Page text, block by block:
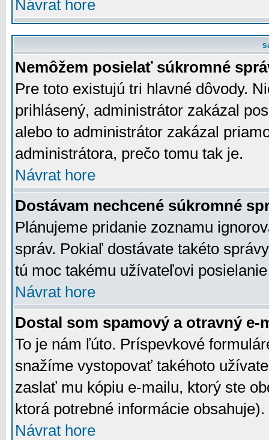
Návrat hore
Nemôžem posielať súkromné
Pre toto existujú tri hlavné dôvody.
prihlásený, administrátor zakázal
alebo to administrátor zakázal
administrátora, prečo tomu tak je.
Návrat hore
Dostávam nechcené súkromné
Plánujeme pridanie zoznamu
správ. Pokiaľ dostávate takéto
tú moc takému užívateľovi
Návrat hore
Dostal som spamový a otravný e-
To je nám ľúto. Príspevkové
snažíme vystopovať takéhoto
zaslať mu kópiu e-mailu, ktorý ste
ktorá potrebné informácie
Návrat hore